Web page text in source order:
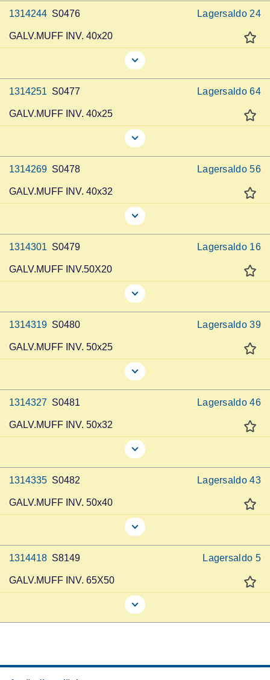
1314244 S0476 Lagersaldo 24
GALV.MUFF INV. 40x20
1314251 S0477 Lagersaldo 64
GALV.MUFF INV. 40x25
1314269 S0478 Lagersaldo 56
GALV.MUFF INV. 40x32
1314301 S0479 Lagersaldo 16
GALV.MUFF INV.50X20
1314319 S0480 Lagersaldo 39
GALV.MUFF INV. 50x25
1314327 S0481 Lagersaldo 46
GALV.MUFF INV. 50x32
1314335 S0482 Lagersaldo 43
GALV.MUFF INV. 50x40
1314418 S8149 Lagersaldo 5
GALV.MUFF INV. 65X50